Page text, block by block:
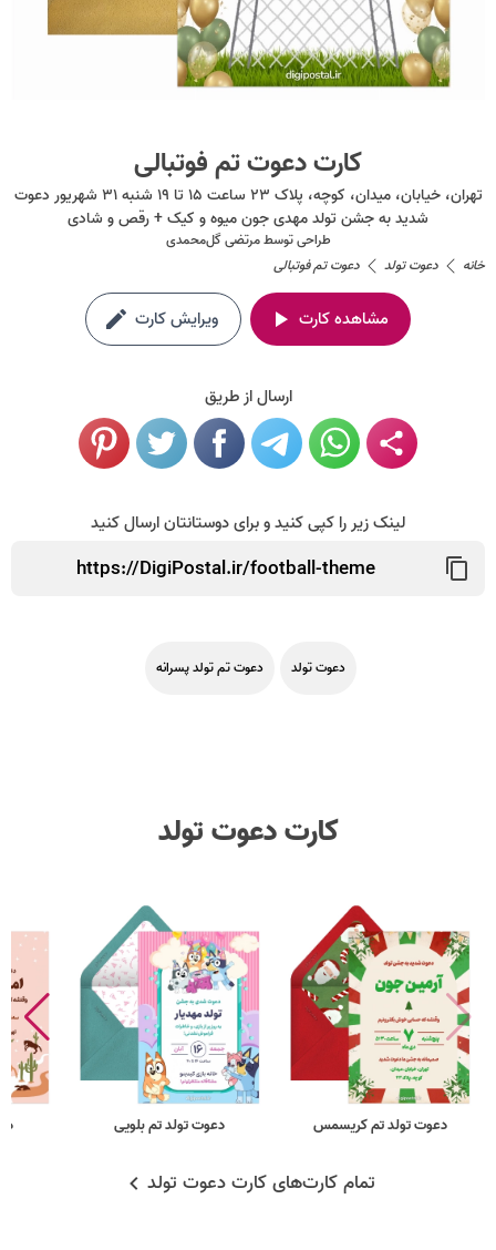
کارت دعوت تم فوتبالی
تهران، خیابان، میدان، کوچه، پلاک ۲۳ ساعت ۱۵ تا ۱۹ شنبه ۳۱ شهریور دعوت
شدید به جشن تولد مهدی جون میوه و کیک + رقص و شادی
طراحی توسطمرتضی گل‌محمدی
خانه
دعوت تولد دعوت تم فوتبالی
مشاهده کارت ویرایش کارت
ارسال از طریق
لینک زیر را کپی کنید و برای دوستانتان ارسال کنید
دعوت تولد دعوت تم تولد پسرانه
کارت دعوت تولد
دعوت تولد تم کریسمس دعوت تولد تم بلویی
تمام کارت‌های کارت دعوت تولد